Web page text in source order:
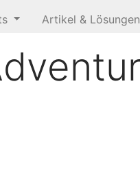
Artikel & Lösungen